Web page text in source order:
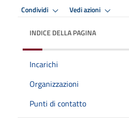
Condividi Vedi azioni
INDICE DELLA PAGINA
Incarichi
Organizzazioni
Punti di contatto